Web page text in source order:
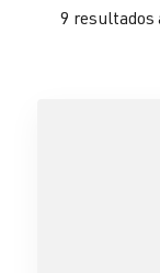
9 resultados